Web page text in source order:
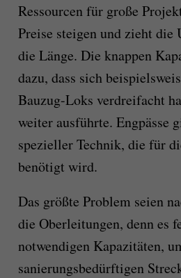
Ressourcen für große
Preise steigen und zieht die
die Länge. Die knappen
dazu, dass sich
Bauzug-Loks verdreifacht
weiter ausführte. Engpässe
spezieller Technik, die für
benötigt wird.
Das größte Problem seien
die Oberleitungen, denn es
notwendigen Kapazitäten,
sanierungsbedürftigen